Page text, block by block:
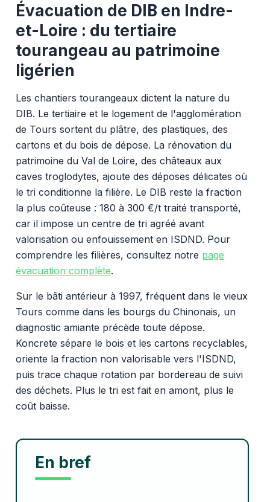
Évacuation de DIB en Indre-
et-Loire : du tertiaire
tourangeau au patrimoine
ligérien
Les chantiers tourangeaux dictent la nature du
DIB. Le tertiaire et le logement de l'agglomération
de Tours sortent du plâtre, des plastiques, des
cartons et du bois de dépose. La rénovation du
patrimoine du Val de Loire, des châteaux aux
caves troglodytes, ajoute des déposes délicates où
le tri conditionne la filière. Le DIB reste la fraction
la plus coûteuse : 180 à 300 €/t traité transporté,
car il impose un centre de tri agréé avant
valorisation ou enfouissement en ISDND. Pour
comprendre les filières, consultez notre page
évacuation complète.
Sur le bâti antérieur à 1997, fréquent dans le vieux
Tours comme dans les bourgs du Chinonais, un
diagnostic amiante précède toute dépose.
Koncrete sépare le bois et les cartons recyclables,
oriente la fraction non valorisable vers l'ISDND,
puis trace chaque rotation par bordereau de suivi
des déchets. Plus le tri est fait en amont, plus le
coût baisse.
En bref